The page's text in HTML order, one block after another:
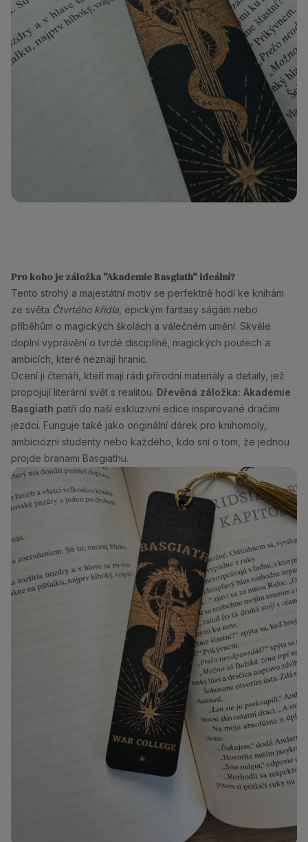
Pro koho je záložka "Akademie Basgiath" ideální?
Tento strohý a majestátní motiv se perfektně hodí ke knihám
ze světa Čtvrtého křídla , epickým fantasy ságám nebo
příběhům o magických školách a válečném umění. Skvěle
doplní vyprávění o tvrdé disciplíně, magických poutech a
ambicích, které neznají hranic.
Ocení ji čtenáři, kteří mají rádi přírodní materiály a detaily, jež
propojují literární svět s realitou. Dřevěná záložka: Akademie
Basgiath patří do naší exkluzivní edice inspirované dračími
jezdci. Funguje také jako originální dárek pro knihomoly,
ambiciózní studenty nebo každého, kdo sní o tom, že jednou
projde branami Basgiathu.